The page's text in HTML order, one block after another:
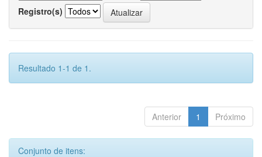
Registro(s)
Resultado 1-1 de 1.
Anterior 1 Próximo
Conjunto de itens: